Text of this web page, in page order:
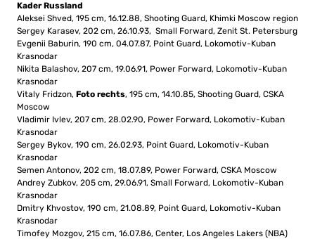
Kader Russland
Aleksei Shved, 195 cm, 16.12.88, Shooting Guard, Khimki Moscow region
Sergey Karasev, 202 cm, 26.10.93, Small Forward, Zenit St. Petersburg
Evgenii Baburin, 190 cm, 04.07.87, Point Guard, Lokomotiv-Kuban
Krasnodar
Nikita Balashov, 207 cm, 19.06.91, Power Forward, Lokomotiv-Kuban
Krasnodar
Vitaly Fridzon, Foto rechts, 195 cm, 14.10.85, Shooting Guard, CSKA
Moscow
Vladimir Ivlev, 207 cm, 28.02.90, Power Forward, Lokomotiv-Kuban
Krasnodar
Sergey Bykov, 190 cm, 26.02.93, Point Guard, Lokomotiv-Kuban
Krasnodar
Semen Antonov, 202 cm, 18.07.89, Power Forward, CSKA Moscow
Andrey Zubkov, 205 cm, 29.06.91, Small Forward, Lokomotiv-Kuban
Krasnodar
Dmitry Khvostov, 190 cm, 21.08.89, Point Guard, Lokomotiv-Kuban
Krasnodar
Timofey Mozgov, 215 cm, 16.07.86, Center, Los Angeles Lakers (NBA)